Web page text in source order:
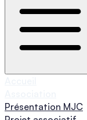
Présentation MJC